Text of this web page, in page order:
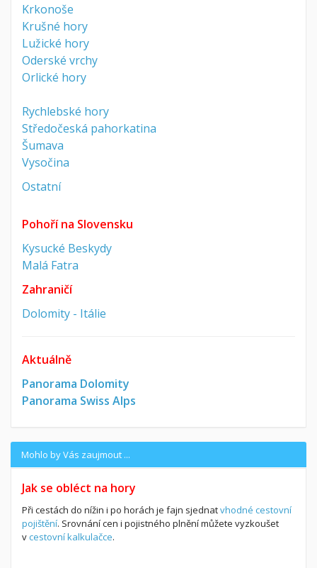
Krkonoše
Krušné hory
Lužické hory
Oderské vrchy
Orlické hory
Rychlebské hory
Středočeská pahorkatina
Šumava
Vysočina
Ostatní
Pohoří na Slovensku
Kysucké Beskydy
Malá Fatra
Zahraničí
Dolomity - Itálie
Aktuálně
Panorama Dolomity
Panorama Swiss Alps
Mohlo by Vás zaujmout ...
Jak se obléct na hory
Při cestách do nížin i po horách je fajn sjednatvhodné cestovní
pojištění. Srovnání cen i pojistného plnění můžete vyzkoušet
vcestovní kalkulačce.